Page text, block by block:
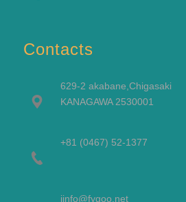
Contacts
629-2 akabane,Chigasaki
KANAGAWA 2530001
+81 (0467) 52-1377
iinfo@fygoo.net